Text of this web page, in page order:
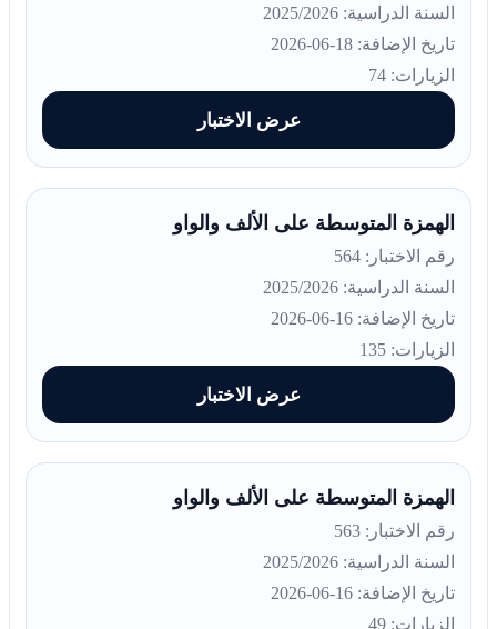
السنة الدراسية: 2025/2026
تاريخ الإضافة: 18-06-2026
الزيارات: 74
عرض الاختبار
الهمزة المتوسطة على الألف والواو
رقم الاختبار: 564
السنة الدراسية: 2025/2026
تاريخ الإضافة: 16-06-2026
الزيارات: 135
عرض الاختبار
الهمزة المتوسطة على الألف والواو
رقم الاختبار: 563
السنة الدراسية: 2025/2026
تاريخ الإضافة: 16-06-2026
الزيارات: 49